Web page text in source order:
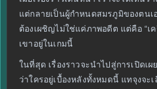
แต่กลายเป็นผู้กำหนดสมรภูมิของตนเ
ต้องเผชิญไม่ใช่แค่ภาพอดีต แต่คือ “เ
เขาอยู่ในเกมนี้
ในที่สุด เรื่องราวจะนำไปสู่การเปิดเ
ว่าใครอยู่เบื้องหลังทั้งหมดนี้ แทจุงจะ